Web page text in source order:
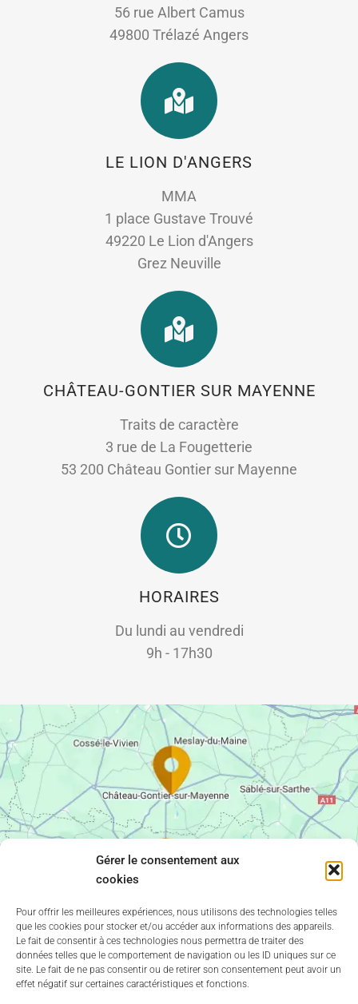
Gérer le consentement aux
cookies
Pour offrir les meilleures expériences, nous utilisons des technologies telles
que les cookies pour stocker et/ou accéder aux informations des appareils.
Le fait de consentir à ces technologies nous permettra de traiter des
données telles que le comportement de navigation ou les ID uniques sur ce
site. Le fait de ne pas consentir ou de retirer son consentement peut avoir un
effet négatif sur certaines caractéristiques et fonctions.
56 rue Albert Camus
49800 Trélazé Angers
LE LION D'ANGERS
MMA
1 place Gustave Trouvé
49220 Le Lion d'Angers
Grez Neuville
CHÂTEAU-GONTIER SUR MAYENNE
Traits de caractère
3 rue de La Fougetterie
53 200 Château Gontier sur Mayenne
HORAIRES
Du lundi au vendredi
9h - 17h30